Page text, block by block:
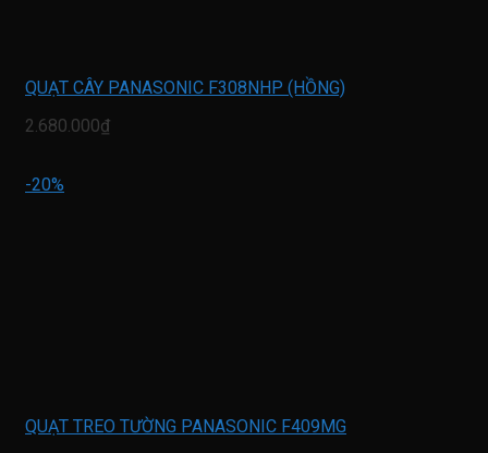
QUẠT CÂY PANASONIC F308NHP (HỒNG)
2.680.000₫
-20%
QUẠT TREO TƯỜNG PANASONIC F409MG